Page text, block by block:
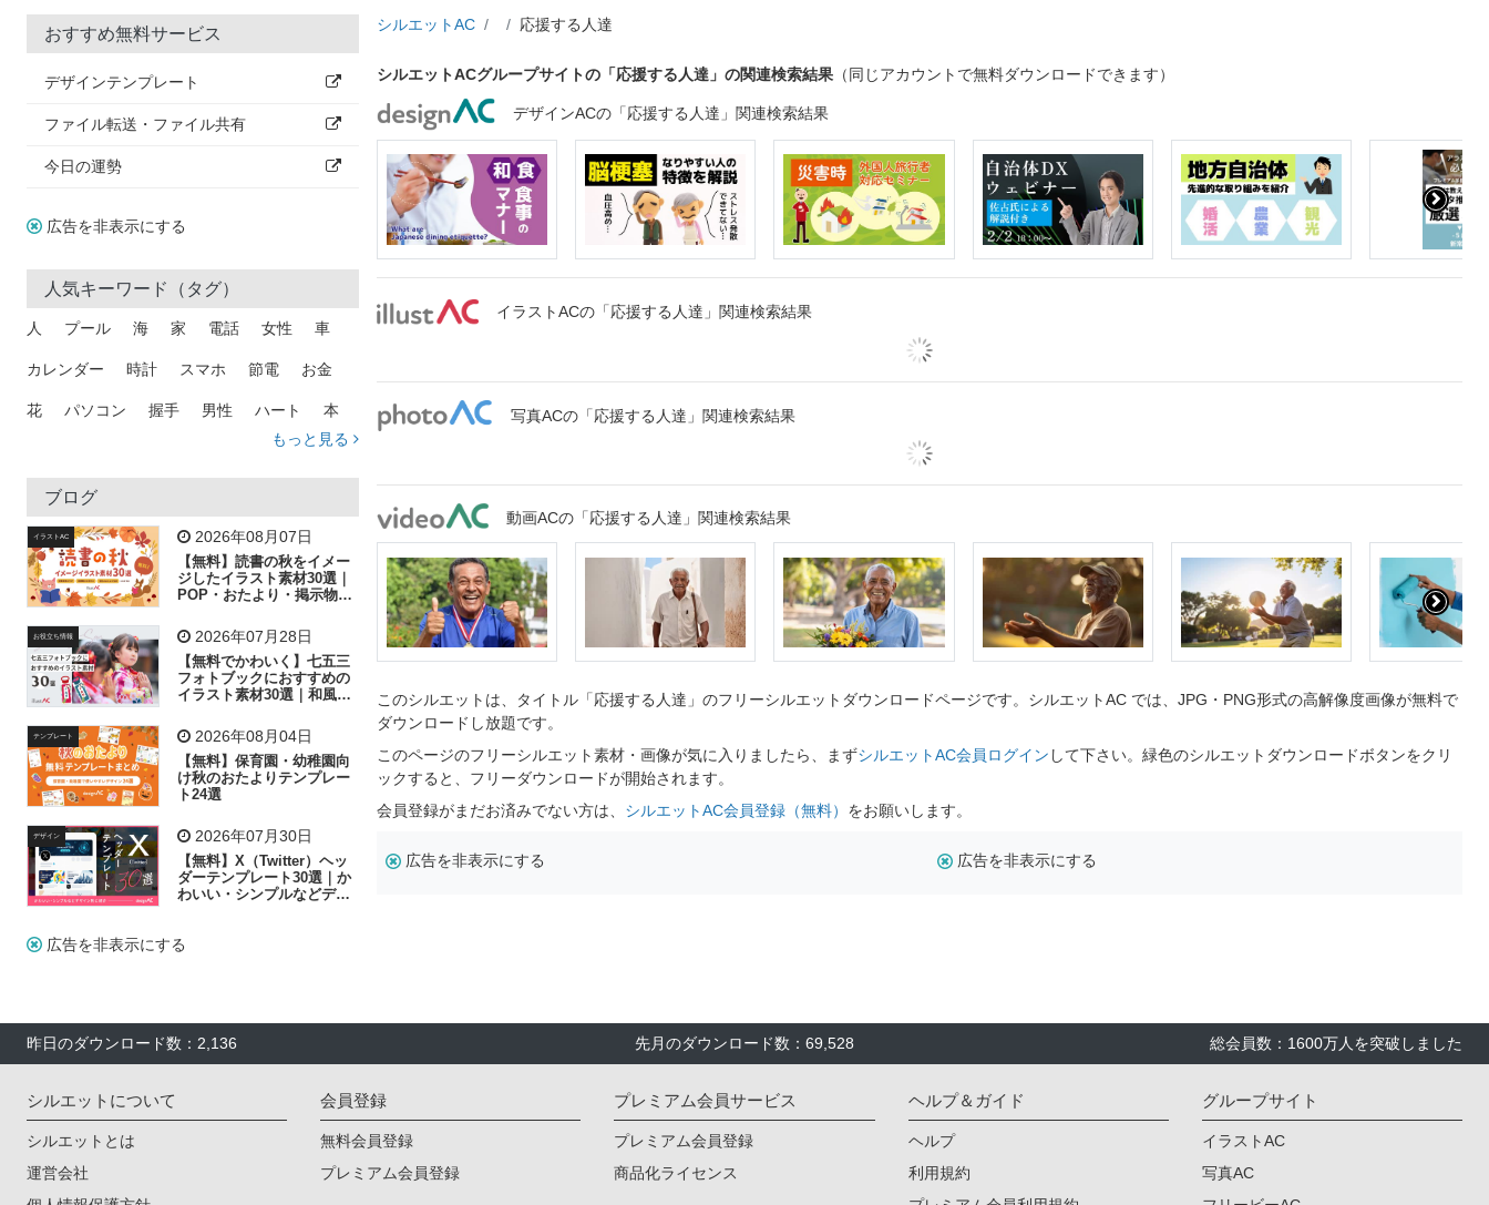
おすすめ無料サービス
デザインテンプレート
ファイル転送・ファイル共有
今日の運勢
広告を非表示にする
人気キーワード（タグ）
人 プール 海 家 電話 女性 車
カレンダー 時計 スマホ 節電 お金
花 パソコン 握手 男性 ハート 本
トラック 木
吹き出し
飛行機 グラフ ビル 魚 家族 書類
歩く 工場 会社 太陽 キラキラ
子供 作業員 葉 相談 ピクトグラム
もっと見る
ブログ
イラストAC 2026年08月07日
【無料】読書の秋をイメー
ジしたイラスト素材30選｜
POP・おたより・掲示物に
お役立ち情報 2026年07月28日
【無料でかわいく】七五三
フォトブックにおすすめの
イラスト素材30選｜和風の
テンプレート 2026年08月04日
【無料】保育園・幼稚園向
け秋のおたよりテンプレー
ト24選
デザイン 2026年07月30日
【無料】X（Twitter）ヘッ
ダーテンプレート30選｜か
わいい・シンプルなどデザ
広告を非表示にする
シルエットAC 応援する人達
シルエットACグループサイトの「応援する人達」の関連検索結果 （同じアカウントで無料ダウンロードできます）
デザインACの「応援する人達」関連検索結果
イラストACの「応援する人達」関連検索結果
写真ACの「応援する人達」関連検索結果
動画ACの「応援する人達」関連検索結果
このシルエットは、タイトル「応援する人達」のフリーシルエットダウンロードページです。シルエットAC では、JPG・PNG形式の高解像度画像が無料で
ダウンロードし放題です。
このページのフリーシルエット素材・画像が気に入りましたら、まずシルエットAC会員ログイン して下さい。緑色のシルエットダウンロードボタンをクリ
ックすると、フリーダウンロードが開始されます。
会員登録がまだお済みでない方は、 シルエットAC会員登録（無料） をお願いします。
広告を非表示にする 広告を非表示にする
昨日のダウンロード数：2,136 先月のダウンロード数：69,528 総会員数：1600万人を突破しました
シルエットについて
シルエットとは
運営会社
会員登録
無料会員登録
プレミアム会員登録
プレミアム会員サービス
プレミアム会員登録
商品化ライセンス
ヘルプ＆ガイド
ヘルプ
利用規約
グループサイト
イラストAC
写真AC